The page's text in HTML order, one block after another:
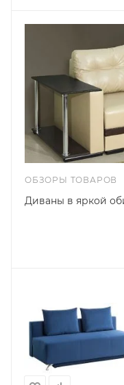
ОБЗОРЫ ТОВАРОВ
Диваны в яркой